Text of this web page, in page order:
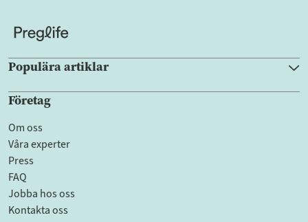
Populära artiklar
Företag
Om oss
Våra experter
Press
FAQ
Jobba hos oss
Kontakta oss